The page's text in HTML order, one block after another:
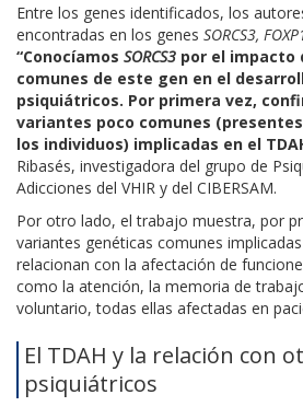
Entre los genes identificados, los
encontradas en los genes SORCS3,
“Conocíamos SORCS3 por el impacto
comunes de este gen en el
psiquiátricos. Por primera vez,
variantes poco comunes
los individuos) implicadas en el
Ribasés, investigadora del grupo de
Adicciones del VHIR y del CIBERSAM.
Por otro lado, el trabajo muestra, por
variantes genéticas comunes
relacionan con la afectación de
como la atención, la memoria de
voluntario, todas ellas afectadas en
El TDAH y la relación con
psiquiátricos